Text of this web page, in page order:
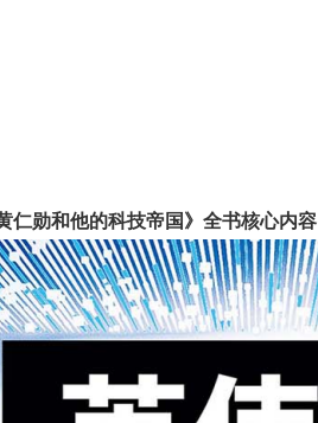
仁勋和他的科技帝国》全书核心内容